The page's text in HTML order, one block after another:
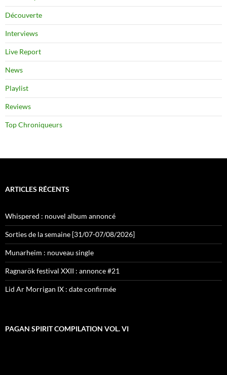
Découverte
Interviews
Live Report
News
Playlist
Reviews
Top Chroniqueurs
ARTICLES RÉCENTS
Whispered : nouvel album annoncé
Sorties de la semaine [31/07-07/08/2026]
Munarheim : nouveau single
Ragnarök festival XXII : annonce #21
Lid Ar Morrigan IX : date confirmée
PAGAN SPIRIT COMPILATION VOL. VI